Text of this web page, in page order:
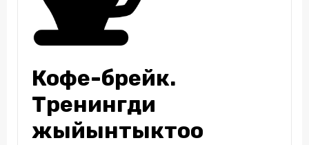
Кофе-брейк.
Тренингди
жыйынтыктоо